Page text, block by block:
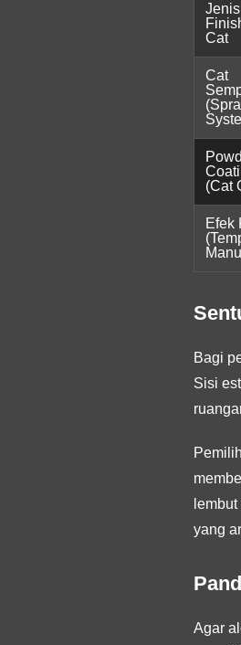
Jenis
Cat
Cat
(Cat
Efek
Bagi
Sisi
yang
Agar